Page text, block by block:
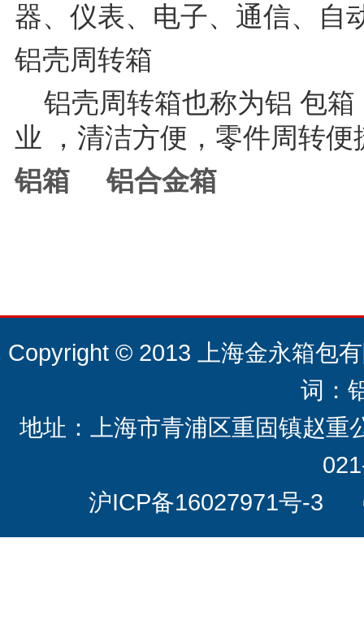
器、仪表、电子、通信、自
铝壳周转箱
铝壳周转箱也称为铝 包箱
业 ，清洁方便，零件周转
铝箱
铝合金箱
Copyright © 2013 上海金永箱包
词：
地址：上海市青浦区重固镇赵重
沪ICP备16027971号-3